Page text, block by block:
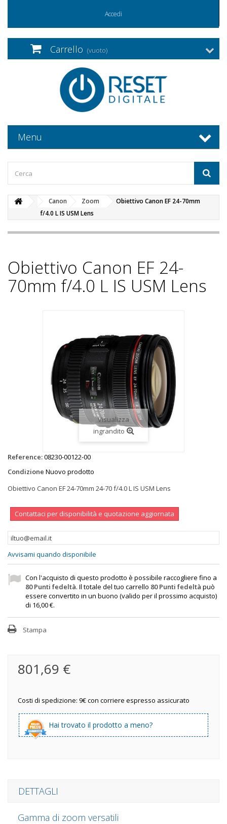
Accedi
Carrello (vuoto)
Menu
Canon Zoom
Obiettivo Canon EF 24-70mm
f/4.0 L IS USM Lens
Obiettivo Canon EF 24-
70mm f/4.0 L IS USM Lens
Visualizza
ingrandito
Reference:08230-00122-00
Condizione Nuovo prodotto
Obiettivo Canon EF 24-70mm 24-70 f/4.0 L IS USM Lens
Contattaci per disponibilità e quotazione aggiornata
Avvisami quando disponibile
Con l'acquisto di questo prodotto è possibile raccogliere fino a
80Punti fedeltà. Il totale del tuo carrello 80Punti fedeltà può
essere convertito in un buono (valido per il prossimo acquisto)
di 16,00 €.
Stampa
801,69 €
Costi di spedizione: 9€ con corriere espresso assicurato
Hai trovato il prodotto a meno?
DETTAGLI
Gamma di zoom versatili